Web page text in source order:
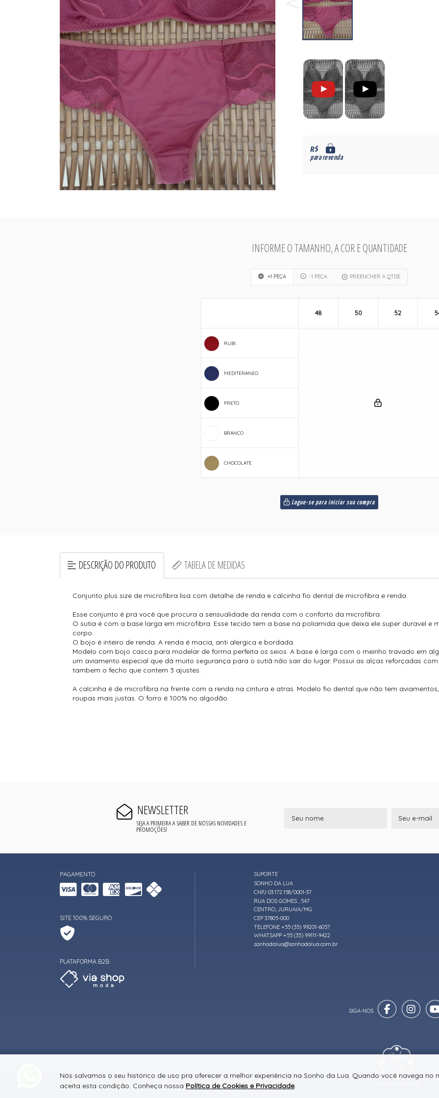
R$
para revenda
INFORME O TAMANHO, A COR E QUANTIDADE
+1 PEÇA -1 PEÇA PREENCHER A QTDE
RUBI
MEDITERANEO
PRETO
BRANCO
CHOCOLATE
48 50 52
Logue-se para iniciar sua compra
DESCRIÇÃO DO PRODUTO TABELA DE MEDIDAS
Conjunto plus size de microfibra lisa com detalhe de renda e calcinha fio dental de microfibra e renda
Esse conjunto é pra você que procura a sensualidade da renda com o conforto da microfibra.
O sutia é com a base larga em microfibra. Esse tecido tem a base na poliamida que deixa ele super duravel e
corpo.
O bojo é inteiro de renda. A renda é macia, anti alergica e bordada.
Modelo com bojo casca para modelar de forma perfeita os seios. A base é larga com o meinho travado em
um aviamento especial que dá muito segurança para o sutiã não sair do lugar. Possui as alças reforçadas
tambem o fecho que contem 3 ajustes.
A calcinha é de microfibra na frente com a renda na cintura e atras. Modelo fio dental que não tem
roupas mais justas. O forro é 100% no algodão.
NEWSLETTER
SEJA A PRIMEIRA A SABER DE NOSSAS NOVIDADES E
PROMOÇÕES!
PAGAMENTO
SITE 100% SEGURO
PLATAFORMA B2B
SUPORTE
SONHO DA LUA
CNPJ 03.172.158/0001-37
RUA DOS GOMES , 547
CENTRO, JURUAIA/MG
CEP 37805-000
TELEFONE +55 (35) 99201-6057
WHATSAPP +55 (35) 99111-9422
sonhodalua@sonhodalua.com.br
Nós salvamos o seu histórico de uso pra oferecer a melhor experiência na Sonho da Lua. Quando você navega no
aceita esta condição. Conheça nossa Política de Cookies e Privacidade.